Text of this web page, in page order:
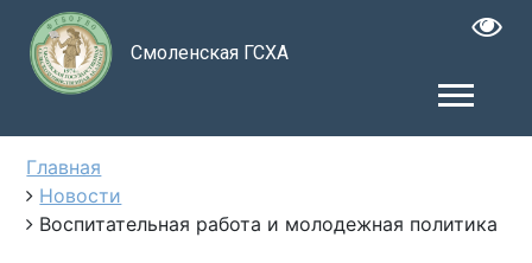
Смоленская ГСХА
Главная
Новости
Воспитательная работа и молодежная политика